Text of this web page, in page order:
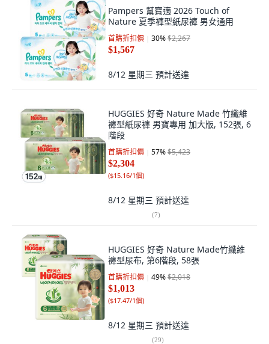
Pampers 幫寶適 2026 Touch of
Nature 夏季褲型紙尿褲 男女通用
首購折扣價 30%$2,267
$1,567
8/12 星期三 預計送達
HUGGIES 好奇 Nature Made 竹纖維
褲型紙尿褲 男寶專用 加大版, 152張, 6
階段
首購折扣價 57%$5,423
$2,304
($15.16/1個)
8/12 星期三 預計送達
(7)
HUGGIES 好奇 Nature Made竹纖維
褲型尿布, 第6階段, 58張
首購折扣價 49%$2,018
$1,013
($17.47/1個)
8/12 星期三 預計送達
(29)